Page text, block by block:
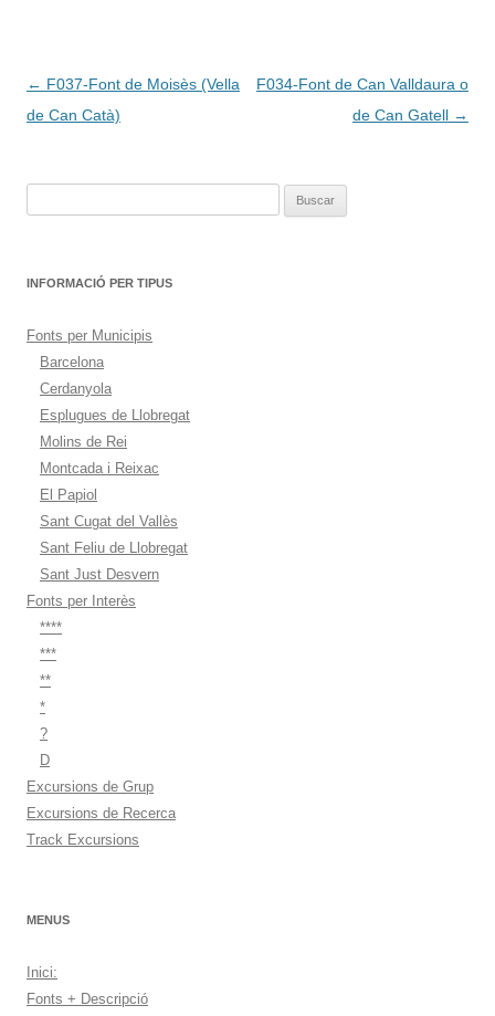
Navegación
de
← F037-Font de Moisès (Vella
de Can Catà)
F034-Font de Can Valldaura o
de Can Gatell →
INFORMACIÓ PER TIPUS
Fonts per Municipis
Barcelona
Cerdanyola
Esplugues de Llobregat
Molins de Rei
Montcada i Reixac
El Papiol
Sant Cugat del Vallès
Sant Feliu de Llobregat
Sant Just Desvern
Fonts per Interès
****
***
**
*
?
D
Excursions de Grup
Excursions de Recerca
Track Excursions
MENUS
Inici:
Fonts + Descripció